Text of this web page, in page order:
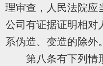
理审查，人民法院应
公司有证据证明相对
系伪造、变造的除外。
第八条有下列情